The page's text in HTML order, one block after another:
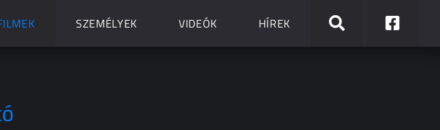
SZEMÉLYEK VIDEÓK HÍREK